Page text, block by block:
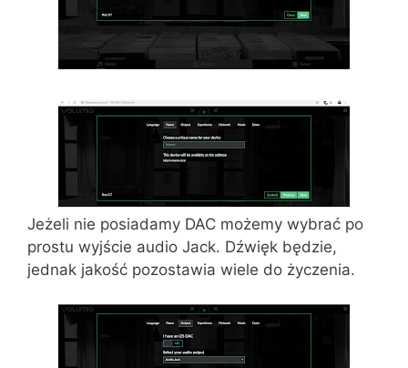
Jeżeli nie posiadamy DAC możemy wybrać po
prostu wyjście audio Jack. Dźwięk będzie,
jednak jakość pozostawia wiele do życzenia.